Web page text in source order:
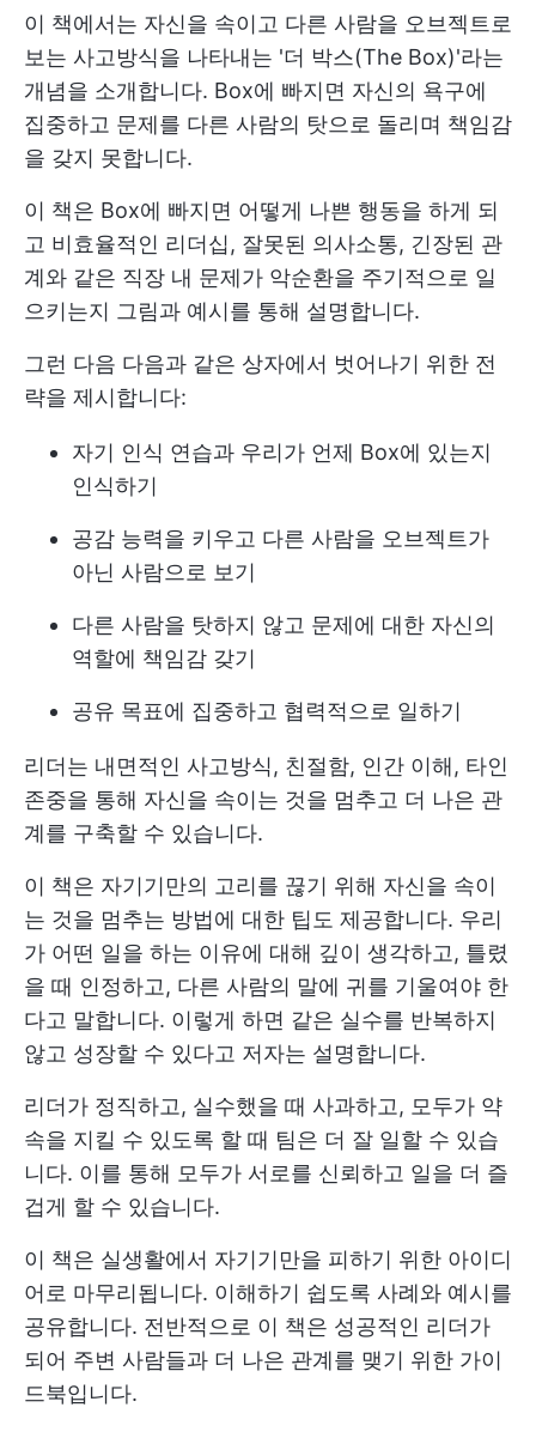
이 책에서는 자신을 속이고 다른 사람을 오브젝트로
보는 사고방식을 나타내는 '더 박스(The Box)'라는
개념을 소개합니다. Box에 빠지면 자신의 욕구에
집중하고 문제를 다른 사람의 탓으로 돌리며 책임감
을 갖지 못합니다.
이 책은 Box에 빠지면 어떻게 나쁜 행동을 하게 되
고 비효율적인 리더십, 잘못된 의사소통, 긴장된 관
계와 같은 직장 내 문제가 악순환을 주기적으로 일
으키는지 그림과 예시를 통해 설명합니다.
그런 다음 다음과 같은 상자에서 벗어나기 위한 전
략을 제시합니다:
자기 인식 연습과 우리가 언제 Box에 있는지
인식하기
공감 능력을 키우고 다른 사람을 오브젝트가
아닌 사람으로 보기
다른 사람을 탓하지 않고 문제에 대한 자신의
역할에 책임감 갖기
공유 목표에 집중하고 협력적으로 일하기
리더는 내면적인 사고방식, 친절함, 인간 이해, 타인
존중을 통해 자신을 속이는 것을 멈추고 더 나은 관
계를 구축할 수 있습니다.
이 책은 자기기만의 고리를 끊기 위해 자신을 속이
는 것을 멈추는 방법에 대한 팁도 제공합니다. 우리
가 어떤 일을 하는 이유에 대해 깊이 생각하고, 틀렸
을 때 인정하고, 다른 사람의 말에 귀를 기울여야 한
다고 말합니다. 이렇게 하면 같은 실수를 반복하지
않고 성장할 수 있다고 저자는 설명합니다.
리더가 정직하고, 실수했을 때 사과하고, 모두가 약
속을 지킬 수 있도록 할 때 팀은 더 잘 일할 수 있습
니다. 이를 통해 모두가 서로를 신뢰하고 일을 더 즐
겁게 할 수 있습니다.
이 책은 실생활에서 자기기만을 피하기 위한 아이디
어로 마무리됩니다. 이해하기 쉽도록 사례와 예시를
공유합니다. 전반적으로 이 책은 성공적인 리더가
되어 주변 사람들과 더 나은 관계를 맺기 위한 가이
드북입니다.